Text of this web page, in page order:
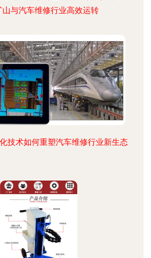
山与汽车维修行业高效运转
技术如何重塑汽车维修行业新生态